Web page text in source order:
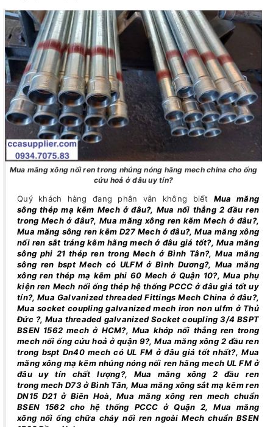
Mua măng xông nối ren trong nhúng nóng hãng mech china cho ống
cứu hoả ở đâu uy tín?
Quý khách hàng đang phân vân không biết Mua măng
sông thép mạ kẽm Mech ở đâu?, Mua nối thẳng 2 đầu ren
trong Mech ở đâu?, Mua măng xông ren kẽm Mech ở đâu?,
Mua măng sông ren kẽm D27 Mech ở đâu?, Mua măng xông
nối ren sắt tráng kẽm hãng mech ở đâu giá tốt?, Mua măng
sông phi 21 thép ren trong Mech ở Bình Tân?, Mua măng
sông ren bspt Mech có ULFM ở Bình Dương?, Mua măng
xông ren thép mạ kẽm phi 60 Mech ở Quận 10?, Mua phụ
kiện ren Mech nối ống thép hệ thống PCCC ở đâu giá tốt uy
tín?, Mua Galvanized threaded Fittings Mech China ở đâu?,
Mua socket coupling galvanized mech iron non ulfm ở Thủ
Đức ?, Mua threaded galvanized Socket coupling 3/4 BSPT
BSEN 1562 mech ở HCM?, Mua khớp nối thẳng ren trong
mech nối ống cứu hoả ở quận 9?, Mua măng xông 2 đầu ren
trong bspt Dn40 mech có UL FM ở đâu giá tốt nhất?, Mua
măng xông mạ kẽm nhúng nóng nối ren hãng mech UL FM ở
đâu uy tín chất lượng?, Mua măng xông 2 đầu ren
trong mech D73 ở Bình Tân, Mua măng xông sắt mạ kẽm ren
DN15 D21 ở Biên Hoà, Mua măng xông ren mech chuẩn
BSEN 1562 cho hệ thống PCCC ở Quận 2, Mua măng
xông nối ống chữa cháy nối ren ngoài Mech chuẩn BSEN